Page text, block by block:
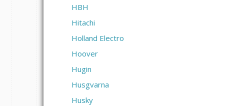
HBH
Hitachi
Holland Electro
Hoover
Hugin
Husgvarna
Husky